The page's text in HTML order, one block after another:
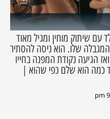
שמש, נולד עם שיתוק מוחין ומגיל מאוד
שלו. הוא ניסה להסתיר
הגיעה נקודת המפנה בחייו
כמה הוא שלם כפי שהוא |